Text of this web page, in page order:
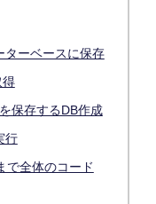
ターベースに保存
得
保存するDB作成
行
で全体のコード